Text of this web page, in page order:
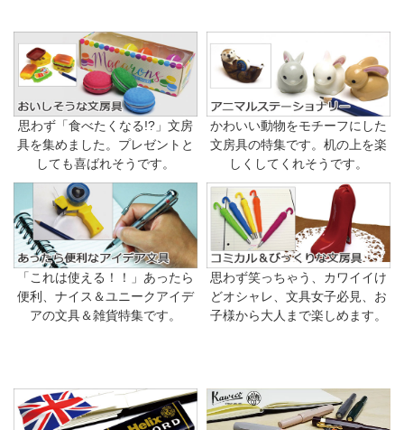
思わず「食べたくなる!?」文房
具を集めました。プレゼントと
しても喜ばれそうです。
かわいい動物をモチーフにした
文房具の特集です。机の上を楽
しくしてくれそうです。
「これは使える！！」あったら
便利、ナイス＆ユニークアイデ
アの文具＆雑貨特集です。
思わず笑っちゃう、カワイイけ
どオシャレ、文具女子必見、お
子様から大人まで楽しめます。